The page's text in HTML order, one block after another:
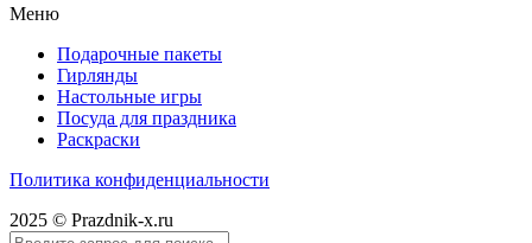
Меню
Подарочные пакеты
Гирлянды
Настольные игры
Посуда для праздника
Раскраски
Политика конфиденциальности
2025 © Prazdnik-x.ru